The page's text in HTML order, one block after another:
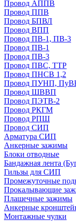
Провод АППВ
Провод ППВ
Провод БПВЛ
Провод ВПП
Провод ПВ-1, ПВ-3
Провод ПВ-1
Провод ПВ-3
Провод ПВС, ТТР
Провод ПНСВ 1,2
Провод ПУНП,
Провод ШВВП
Провод ПЭТВ-2
Провод РКГМ
Провод РПШ
Провод СИП
Арматура СИП
Анкерные зажимы
Блоки отводные
Бандажная лента
Гильзы для СИП
Промежуточные
Прокалывающие
Плашечные зажимы
Анкерные
Монтажные чулки